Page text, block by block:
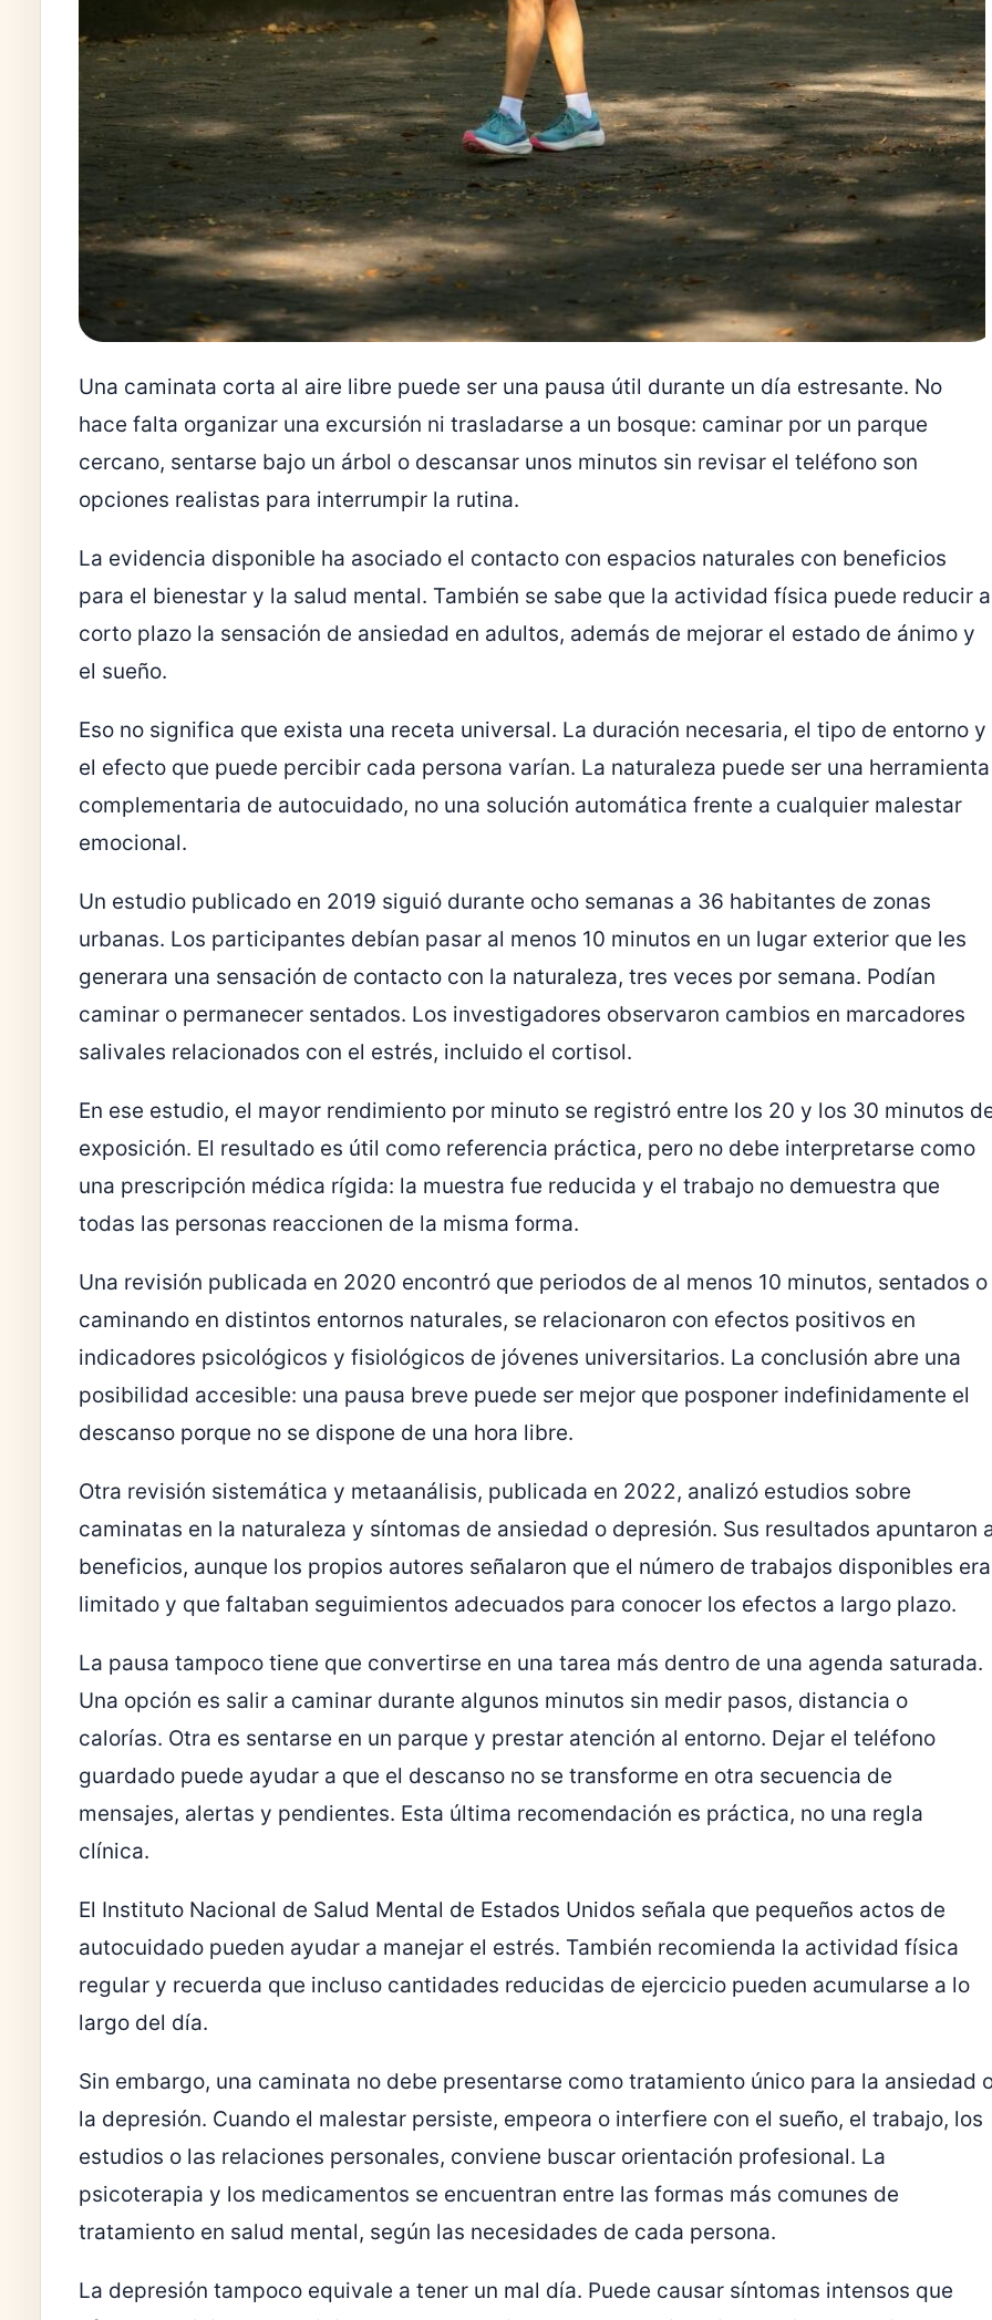
Una caminata corta al aire libre puede ser una pausa útil durante un día estresante. No
hace falta organizar una excursión ni trasladarse a un bosque: caminar por un parque
cercano, sentarse bajo un árbol o descansar unos minutos sin revisar el teléfono son
opciones realistas para interrumpir la rutina.
La evidencia disponible ha asociado el contacto con espacios naturales con beneficios
para el bienestar y la salud mental. También se sabe que la actividad física puede reducir a
corto plazo la sensación de ansiedad en adultos, además de mejorar el estado de ánimo y
el sueño.
Eso no significa que exista una receta universal. La duración necesaria, el tipo de entorno y
el efecto que puede percibir cada persona varían. La naturaleza puede ser una herramienta
complementaria de autocuidado, no una solución automática frente a cualquier malestar
emocional.
Un estudio publicado en 2019 siguió durante ocho semanas a 36 habitantes de zonas
urbanas. Los participantes debían pasar al menos 10 minutos en un lugar exterior que les
generara una sensación de contacto con la naturaleza, tres veces por semana. Podían
caminar o permanecer sentados. Los investigadores observaron cambios en marcadores
salivales relacionados con el estrés, incluido el cortisol.
En ese estudio, el mayor rendimiento por minuto se registró entre los 20 y los 30 minutos
exposición. El resultado es útil como referencia práctica, pero no debe interpretarse como
una prescripción médica rígida: la muestra fue reducida y el trabajo no demuestra que
todas las personas reaccionen de la misma forma.
Una revisión publicada en 2020 encontró que periodos de al menos 10 minutos, sentados o
caminando en distintos entornos naturales, se relacionaron con efectos positivos en
indicadores psicológicos y fisiológicos de jóvenes universitarios. La conclusión abre una
posibilidad accesible: una pausa breve puede ser mejor que posponer indefinidamente el
descanso porque no se dispone de una hora libre.
Otra revisión sistemática y metaanálisis, publicada en 2022, analizó estudios sobre
caminatas en la naturaleza y síntomas de ansiedad o depresión. Sus resultados apuntaron
beneficios, aunque los propios autores señalaron que el número de trabajos disponibles era
limitado y que faltaban seguimientos adecuados para conocer los efectos a largo plazo.
La pausa tampoco tiene que convertirse en una tarea más dentro de una agenda saturada.
Una opción es salir a caminar durante algunos minutos sin medir pasos, distancia o
calorías. Otra es sentarse en un parque y prestar atención al entorno. Dejar el teléfono
guardado puede ayudar a que el descanso no se transforme en otra secuencia de
mensajes, alertas y pendientes. Esta última recomendación es práctica, no una regla
clínica.
El Instituto Nacional de Salud Mental de Estados Unidos señala que pequeños actos de
autocuidado pueden ayudar a manejar el estrés. También recomienda la actividad física
regular y recuerda que incluso cantidades reducidas de ejercicio pueden acumularse a lo
largo del día.
Sin embargo, una caminata no debe presentarse como tratamiento único para la ansiedad
la depresión. Cuando el malestar persiste, empeora o interfiere con el sueño, el trabajo, los
estudios o las relaciones personales, conviene buscar orientación profesional. La
psicoterapia y los medicamentos se encuentran entre las formas más comunes de
tratamiento en salud mental, según las necesidades de cada persona.
La depresión tampoco equivale a tener un mal día. Puede causar síntomas intensos que